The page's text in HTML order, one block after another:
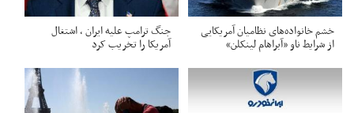
خشم خانواده‌های نظامیان آمریکایی
از شرایط ناو «آبراهام لینکلن»
جنگ ترامپ علیه ایران ، اشتغال
آمریکا را تخریب کرد